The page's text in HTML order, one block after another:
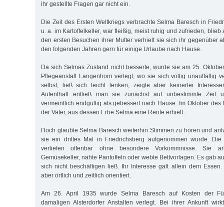
ihr gestellte Fragen gar nicht ein.
Die Zeit des Ersten Weltkriegs verbrachte Selma Baresch in
u. a. im Kartoffelkeller, war fleißig, meist ruhig und zufrieden, blieb
den ersten Besuchen ihrer Mutter verhielt sie sich ihr gegenüber
den folgenden Jahren gern für einige Urlaube nach Hause.
Da sich Selmas Zustand nicht besserte, wurde sie am 25.
Pflegeanstalt Langenhorn verlegt, wo sie sich völlig unauffällig
selbst, ließ sich leicht lenken, zeigte aber keinerlei
Aufenthalt entließ man sie zunächst auf unbestimmte Zeit
vermeintlich endgültig als gebessert nach Hause. Im Oktober des
der Vater, aus dessen Erbe Selma eine Rente erhielt.
Doch glaubte Selma Baresch weiterhin Stimmen zu hören und
sie ein drittes Mal in Friedrichsberg aufgenommen wurde.
verliefen offenbar ohne besondere Vorkommnisse. Sie
Gemüsekeller, nähte Pantoffeln oder webte Bettvorlagen. Es gab
sich nicht beschäftigen ließ. Ihr Interesse galt allein dem
aber örtlich und zeitlich orientiert.
Am 26. April 1935 wurde Selma Baresch auf Kosten der
damaligen Alsterdorfer Anstalten verlegt. Bei ihrer Ankunft